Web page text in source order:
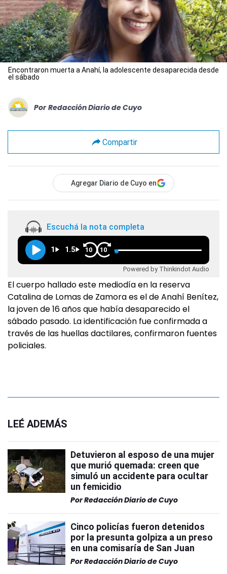
Encontraron muerta a Anahí, la adolescente desaparecida desde
el sábado
Por Redacción Diario de Cuyo
Compartir
Agregar Diario de Cuyo en
Escuchá la nota completa
1 1.5 10 10
Powered by Thinkindot Audio
El cuerpo hallado este mediodía en la reserva
Catalina de Lomas de Zamora es el de Anahí Benítez,
la joven de 16 años que había desaparecido el
sábado pasado. La identificación fue confirmada a
través de las huellas dactilares, confirmaron fuentes
policiales.
LEÉ ADEMÁS
Detuvieron al esposo de una mujer
que murió quemada: creen que
simuló un accidente para ocultar
un femicidio
PorRedacción Diario de Cuyo
Cinco policías fueron detenidos
por la presunta golpiza a un preso
en una comisaría de San Juan
PorRedacción Diario de Cuyo